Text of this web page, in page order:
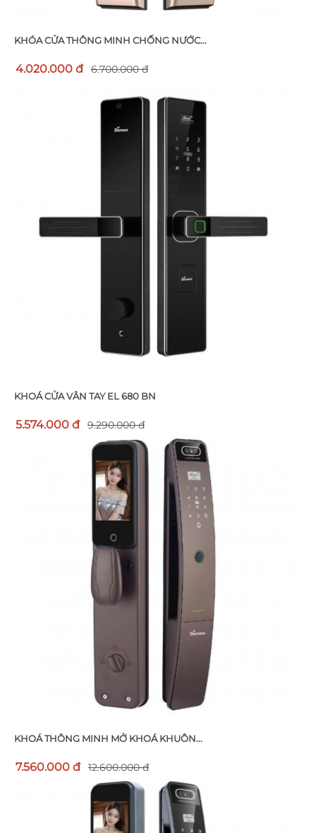
KHÓA CỬA THÔNG MINH CHỐNG NƯỚC...
4.020.000 đ 6.700.000 đ
KHOÁ CỬA VÂN TAY EL 680 BN
5.574.000 đ 9.290.000 đ
KHOÁ THÔNG MINH MỞ KHOÁ KHUÔN...
7.560.000 đ 12.600.000 đ